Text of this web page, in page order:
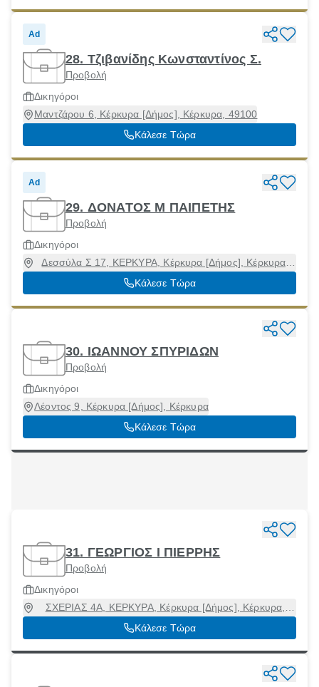
Ad
28. Τζιβανίδης Κωνσταντίνος Σ.
Προβολή
Δικηγόροι
Μαντζάρου 6, Κέρκυρα [Δήμος], Κέρκυρα, 49100
Κάλεσε Τώρα
Ad
29. ΔΟΝΑΤΟΣ Μ ΠΑΙΠΕΤΗΣ
Προβολή
Δικηγόροι
Δεσσύλα Σ 17, ΚΕΡΚΥΡΑ, Κέρκυρα [Δήμος], Κέρκυρα,
49100
Κάλεσε Τώρα
30. ΙΩΑΝΝΟΥ ΣΠΥΡΙΔΩΝ
Προβολή
Δικηγόροι
Λέοντος 9, Κέρκυρα [Δήμος], Κέρκυρα
Κάλεσε Τώρα
31. ΓΕΩΡΓΙΟΣ Ι ΠΙΕΡΡΗΣ
Προβολή
Δικηγόροι
ΣΧΕΡΙΑΣ 4Α, ΚΕΡΚΥΡΑ, Κέρκυρα [Δήμος], Κέρκυρα,
49100
Κάλεσε Τώρα